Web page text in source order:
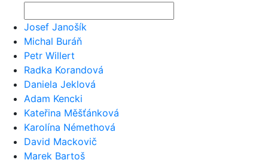
Josef Janošík
Michal Buráň
Petr Willert
Radka Korandová
Daniela Jeklová
Adam Kencki
Kateřina Měšťánková
Karolína Némethová
David Mackovič
Marek Bartoš